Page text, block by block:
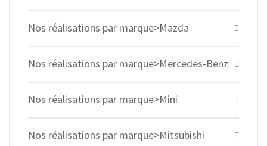
Nos réalisations par marque>Mazda
Nos réalisations par marque>Mercedes-Benz
Nos réalisations par marque>Mini
Nos réalisations par marque>Mitsubishi